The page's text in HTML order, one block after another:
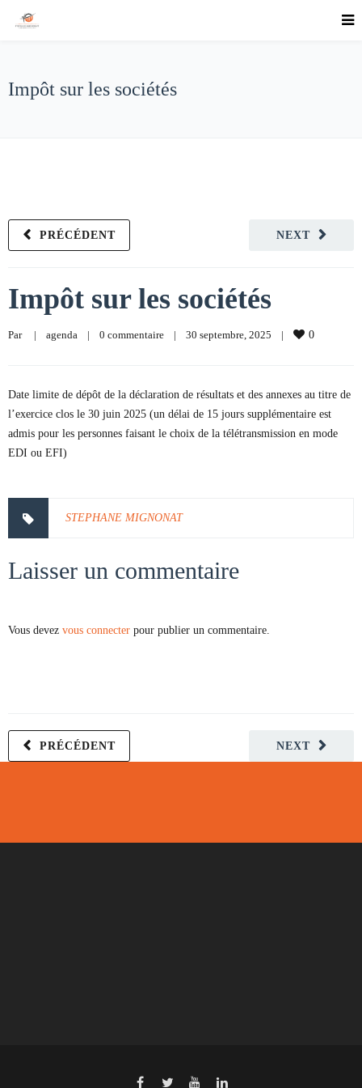
Impôt sur les sociétés
NEXT
PRÉCÉDENT
Impôt sur les sociétés
Par | agenda | 0 commentaire | 30 septembre, 2025 | 0
Date limite de dépôt de la déclaration de résultats et des annexes au titre de
l’exercice clos le 30 juin 2025 (un délai de 15 jours supplémentaire est
admis pour les personnes faisant le choix de la télétransmission en mode
EDI ou EFI)
STEPHANE MIGNONAT
Laisser un commentaire
Vous devez vous connecter pour publier un commentaire.
NEXT
PRÉCÉDENT